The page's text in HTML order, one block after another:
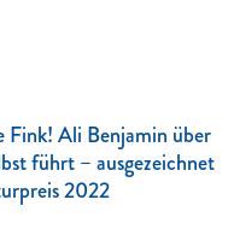
Fink! Ali Benjamin über
führt – ausgezeichnet
2022